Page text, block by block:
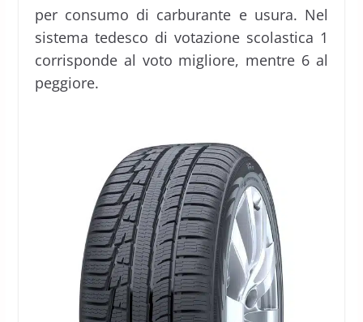
per consumo di carburante e usura. Nel
sistema tedesco di votazione scolastica 1
corrisponde al voto migliore, mentre 6 al
peggiore.